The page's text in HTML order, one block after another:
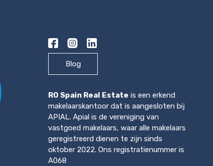
Blog
RO Spain Real Estate is een erkend
makelaarskantoor dat is aangesloten bij
APIAL. Apial is de vereniging van
vastgoed makelaars, waar alle makelaars
geregistreerd dienen te zijn sinds
oktober 2022. Ons registratienummer is
A068